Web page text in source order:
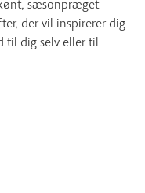
sæsonpræget
der vil inspirerer dig
til dig selv eller til